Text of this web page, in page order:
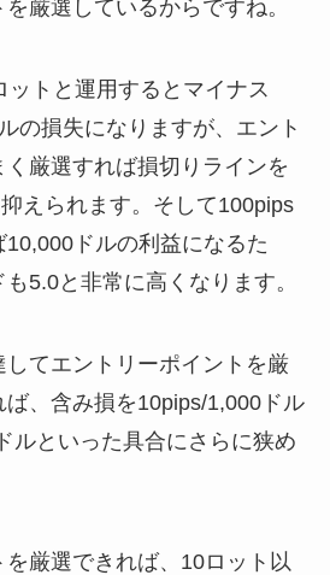
厳選しているからですね。
トと運用するとマイナス
の損失になりますが、エント
く厳選すれば損切りラインを
えられます。そして100pips
ドルの利益になるた
5.0と非常に高くなります。
してエントリーポイントを厳
、含み損を10pips/1,000ドル
ルといった具合にさらに狭め
厳選できれば、10ロット以